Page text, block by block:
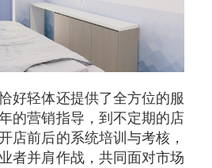
好轻体还提供了全方位的服
的营销指导，到不定期的店
店前后的系统培训与考核，
者并肩作战，共同面对市场